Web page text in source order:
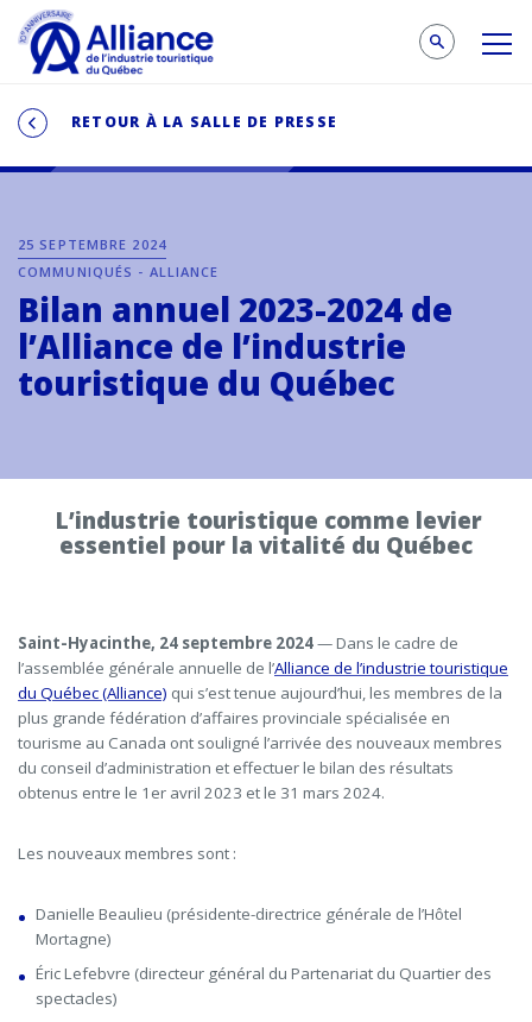
RETOUR À LA SALLE DE PRESSE
25 SEPTEMBRE 2024
COMMUNIQUÉS - ALLIANCE
Bilan annuel 2023-2024 de
l’Alliance de l’industrie
touristique du Québec
L’industrie touristique comme levier
essentiel pour la vitalité du Québec
Saint-Hyacinthe, 24 septembre 2024— Dans le cadre de
l’assemblée générale annuelle de l’Alliance de l’industrie touristique
du Québec (Alliance) qui s’est tenue aujourd’hui, les membres de la
plus grande fédération d’affaires provinciale spécialisée en
tourisme au Canada ont souligné l’arrivée des nouveaux membres
du conseil d’administration et effectuer le bilan des résultats
obtenus entre le 1 er avril 2023 et le 31 mars 2024.
Les nouveaux membres sont :
Danielle Beaulieu (présidente-directrice générale de l’Hôtel
Mortagne)
Éric Lefebvre (directeur général du Partenariat du Quartier des
spectacles)